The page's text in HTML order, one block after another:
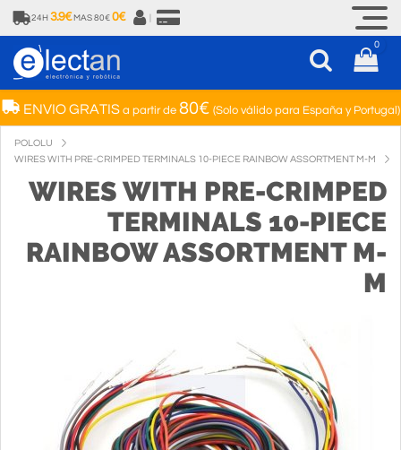
24H 3.9€ MAS 80€ 0€
0
ENVIO GRATISa partir de 80€ (Solo válido para España y Portugal)
POLOLU
WIRES WITH PRE-CRIMPED TERMINALS 10-PIECE RAINBOW ASSORTMENT M-M
WIRES WITH PRE-CRIMPED
TERMINALS 10-PIECE
RAINBOW ASSORTMENT M-
M